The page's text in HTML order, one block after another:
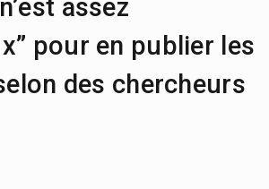
assez
pour en publier les
des chercheurs